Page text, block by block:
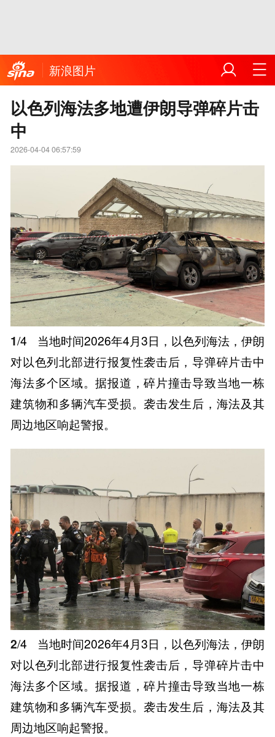
新浪图片
以色列海法多地遭伊朗导弹碎片击
中
2026-04-04 06:57:59
1/4
当地时间2026年4月3日，以色列海法，伊朗
对以色列北部进行报复性袭击后，导弹碎片击中
海法多个区域。据报道，碎片撞击导致当地一栋
建筑物和多辆汽车受损。袭击发生后，海法及其
周边地区响起警报。
2/4
当地时间2026年4月3日，以色列海法，伊朗
对以色列北部进行报复性袭击后，导弹碎片击中
海法多个区域。据报道，碎片撞击导致当地一栋
建筑物和多辆汽车受损。袭击发生后，海法及其
周边地区响起警报。